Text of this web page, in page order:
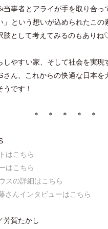
当事者とアライが手を取り合っ
」
という想いが込められたこの
肢として考えてみるのもありね
しやすい家、そして社会を実現
さん、これからの快適な日本を
です！
＊ ＊ ＊ ＊ ＊
はこちら
はこちら
スの詳細はこちら
さんインタビューはこちら
芳賀たかし